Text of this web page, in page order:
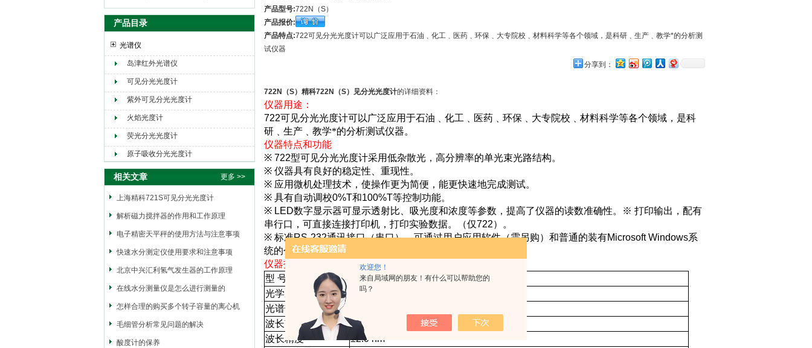
欢迎您！
来自局域网的朋友！有什么可以帮助您的
吗？
产品目录
光谱仪
岛津红外光谱仪
可见分光光度计
紫外可见分光光度计
火焰光度计
荧光分光光度计
原子吸收分光光度计
相关文章 更多 >>
上海精科721S可见分光光度计
解析磁力搅拌器的作用和工作原理
电子精密天平秤的使用方法与注意事项
快速水分测定仪使用要求和注意事项
北京中兴汇利氢气发生器的工作原理
在线水分测量仪是怎么进行测量的
怎样合理的购买多个转子容量的离心机
毛细管分析常见问题的解决
酸度计的保养
产品型号:722N（S）
产品报价:
产品特点:722可见分光光度计可以广泛应用于石油﹑化工﹑医药﹑环保﹑大专院校﹑材料科学等各个领域，是科研﹑生产﹑教学*的分析测
试仪器
分享到：
722N（S）精科722N（S）见分光光度计的详细资料：
仪器用途：
722可见分光光度计可以广泛应用于石油﹑化工﹑医药﹑环保﹑大专院校﹑材料科学等各个领域，是科
研﹑生产﹑教学*的分析测试仪器。
仪器特点和功能
※ 722型可见分光光度计采用低杂散光，高分辨率的单光束光路结构。
※ 仪器具有良好的稳定性、重现性。
※ 应用微机处理技术，使操作更为简便，能更快速地完成测试。
※ 具有自动调校0%T和100%T等控制功能。
※ LED数字显示器可显示透射比、吸光度和浓度等参数，提高了仪器的读数准确性。 ※ 打印输出，配有
串行口，可直接连接打印机，打印实验数据。（仅722）。
※ 标准RS-232通讯接口（串口），可通过用户应用软件（需另购） 和普通的装有Microsoft Windows系
统的个人电脑联机，进行实验测试和数据处理。（仅
仪器指标
型 号
722
光学系统
单光束，
光谱带宽
波长范围
325-1000 nm
波长精度
±2.0 nm